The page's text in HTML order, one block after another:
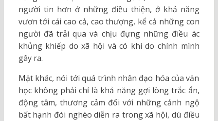
người tin hơn ở những điều thiện, ở khả năng
vươn tới cái cao cả, cao thượng, kể cả những con
người đã trải qua và chịu đựng những điều ác
khủng khiếp do xã hội và có khi do chính mình
gây ra.
Mặt khác, nói tới quá trình nhân đạo hóa của văn
học không phải chỉ là khả năng gợi lòng trắc ẩn,
động tâm, thương cảm đối với những cảnh ngộ
bất hạnh đói nghèo diễn ra trong xã hội, dù điều